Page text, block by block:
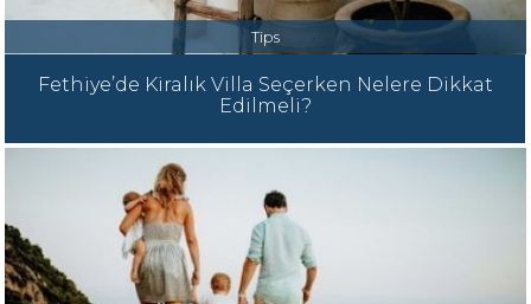
Tips
Fethiye’de Kiralık Villa Seçerken Nelere Dikkat
Edilmeli?